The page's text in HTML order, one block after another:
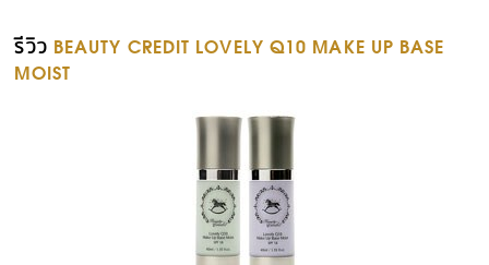
รีวิว BEAUTY CREDIT LOVELY Q10 MAKE UP BASE
MOIST